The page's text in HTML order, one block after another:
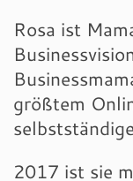
Rosa ist
größtem
2017 ist sie